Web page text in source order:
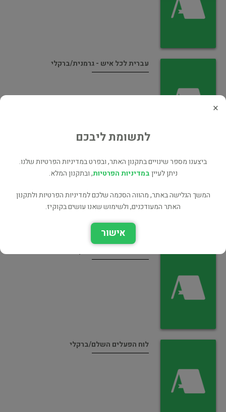
עברית לכל איש - גרמנית/ברקלי
לוח הפעלים השלם/ברקלי
×
לתשומת ליבכם
ביצענו מספר שינויים בתקנון האתר, ובפרט במדיניות הפרטיות שלנו.
ניתן לעייןבמדיניות הפרטיות, ובתקנון המלא.
המשך הגלישה באתר, מהווה הסכמה שלכם למדיניות הפרטיות ולתקנון
האתר המעודכנים, ולשימוש שאנו עושים בקוקיז.
אישור